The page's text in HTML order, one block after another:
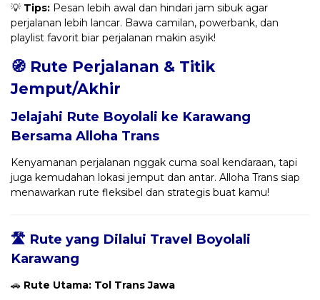
💡 Tips: Pesan lebih awal dan hindari jam sibuk agar
perjalanan lebih lancar. Bawa camilan, powerbank, dan
playlist favorit biar perjalanan makin asyik!
🧭 Rute Perjalanan & Titik
Jemput/Akhir
Jelajahi Rute Boyolali ke Karawang
Bersama Alloha Trans
Kenyamanan perjalanan nggak cuma soal kendaraan, tapi
juga kemudahan lokasi jemput dan antar. Alloha Trans siap
menawarkan rute fleksibel dan strategis buat kamu!
🛣️ Rute yang Dilalui Travel Boyolali
Karawang
🚗 Rute Utama: Tol Trans Jawa